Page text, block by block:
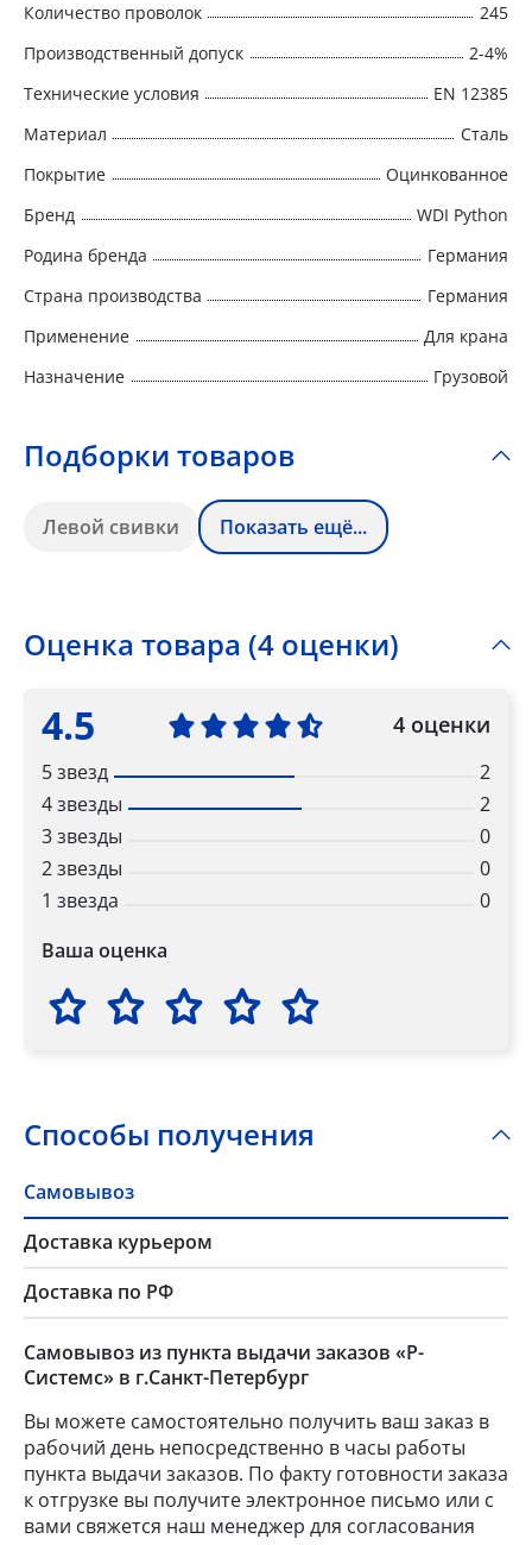
Количество проволок
245
Производственный допуск
2-4%
Технические условия
EN 12385
Материал
Сталь
Покрытие
Оцинкованное
Бренд
WDI Python
Родина бренда
Германия
Страна производства
Германия
Применение
Для крана
Назначение
Грузовой
Подборки товаров
Левой свивки Показать ещё...
Оценка товара (4 оценки)
4.5 4 оценки
5 звезд
2
4 звезды
2
3 звезды
0
2 звезды
0
1 звезда
0
Ваша оценка
Способы получения
Самовывоз
Доставка курьером
Доставка по РФ
Самовывоз из пункта выдачи заказов «Р-
Системс» в г.Санкт-Петербург
Вы можете самостоятельно получить ваш заказ в
рабочий день непосредственно в часы работы
пункта выдачи заказов. По факту готовности заказа
к отгрузке вы получите электронное письмо или с
вами свяжется наш менеджер для согласования